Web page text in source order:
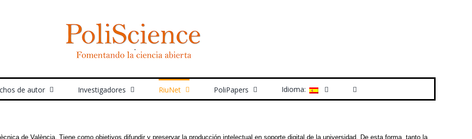
de autor Investigadores RiuNet PoliPapers Idioma:
de València. Tiene como objetivos difundir y preservar la producción intelectual en soporte digital de la universidad. De esta forma, tanto la